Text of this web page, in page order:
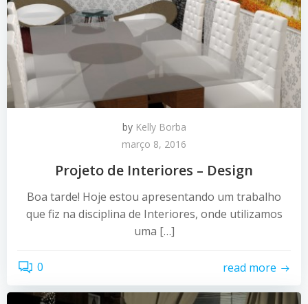
by Kelly Borba
março 8, 2016
Projeto de Interiores – Design
Boa tarde! Hoje estou apresentando um trabalho
que fiz na disciplina de Interiores, onde utilizamos
uma […]
0 read more